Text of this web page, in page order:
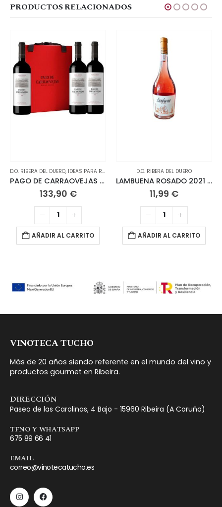
PRODUCTOS RELACIONADOS
D.O. RIBERA DEL DUERO, IDEAS PARA REGALO
PAGO DE CARRAOVEJAS Crianza 2023 Ribera del Duero. Estuche de 3 botellas
133,90 €
AÑADIR AL CARRITO
D.O. RIBERA DEL DUERO
LAMBUENA ROSADO 2021 Ribera del Duero.
11,99 €
AÑADIR AL CARRITO
VINOTECA TUCHO
Más de 20 años siendo referente en el mundo del vino y
productos gourmet en Ribeira.
DIRECCIÓN
Paseo de las Carolinas, 4 Bajo - 15960 Ribeira (A Coruña)
TFNO Y WHATSAPP
675 89 66 41
EMAIL
correo@vinotecatucho.es